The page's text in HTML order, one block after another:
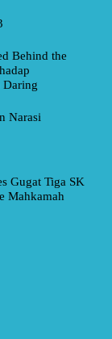
Behind the
Daring
Narasi
Gugat Tiga SK
Mahkamah